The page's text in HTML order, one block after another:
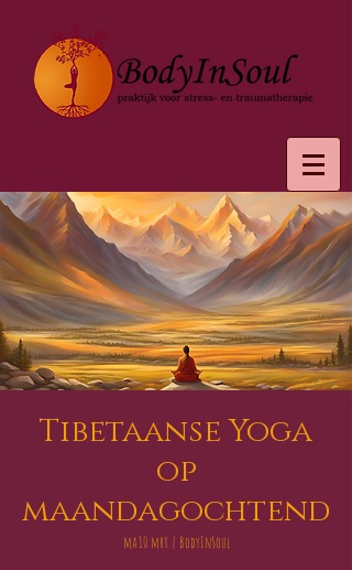
Tibetaanse Yoga
op
maandagochtend
ma 10 mrt
  |
BodyInSoul